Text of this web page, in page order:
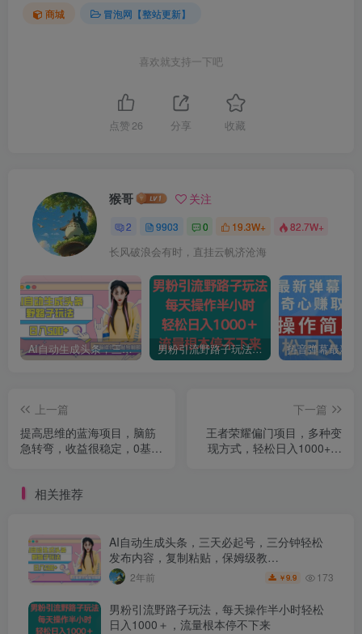
商城 冒泡网【整站更新】
喜欢就支持一下吧
点赞 26 分享 收藏
猴哥 关注
2 9903 0 19.3W+ 82.7W+
长风破浪会有时，直挂云帆济沧海
AI自动生成头条，三天必起号，三分钟轻松发布内容，复制粘贴，保姆级教… 男粉引流野路子玩法，每天操作半小时轻松日入1000＋，流量根本停不下来
上一篇
提高思维的蓝海项目，脑筋
急转弯，收益很稳定，0基础
下一篇
王者荣耀偏门项目，多种变
现方式，轻松日入1000+，
相关推荐
AI自动生成头条，三天必起号，三分钟轻松
发布内容，复制粘贴，保姆级教…
2年前 ￥9.9 173
男粉引流野路子玩法，每天操作半小时轻松
日入1000＋，流量根本停不下来